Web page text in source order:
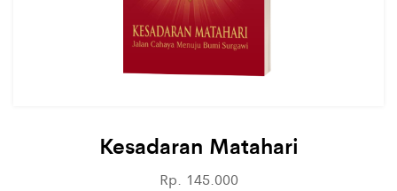
Kesadaran Matahari
Rp. 145.000